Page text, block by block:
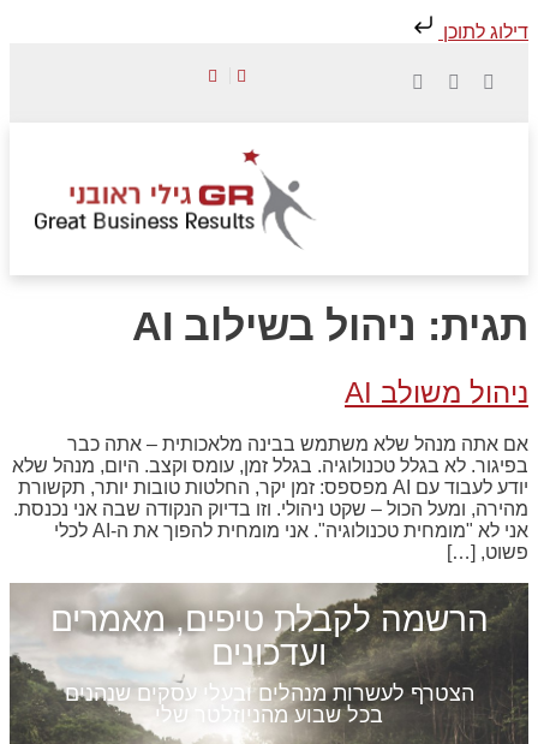
דילוג לתוכן
תגית: ניהול בשילוב AI
ניהול משולב AI
אם אתה מנהל שלא משתמש בבינה מלאכותית – אתה כבר
בפיגור. לא בגלל טכנולוגיה. בגלל זמן, עומס וקצב. היום, מנהל שלא
יודע לעבוד עם AI מפספס: זמן יקר, החלטות טובות יותר, תקשורת
מהירה, ומעל הכול – שקט ניהולי. וזו בדיוק הנקודה שבה אני נכנסת.
אני לא "מומחית טכנולוגיה". אני מומחית להפוך את ה-AI לכלי
פשוט, […]
הרשמה לקבלת טיפים, מאמרים
ועדכונים
הצטרף לעשרות מנהלים ובעלי עסקים שנהנים
בכל שבוע מהניוזלטר שלי